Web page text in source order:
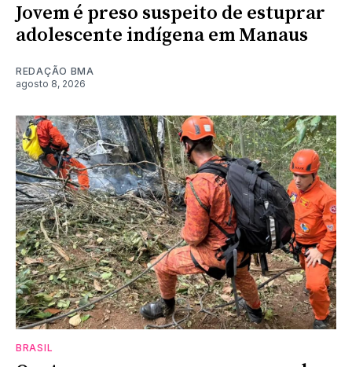
Jovem é preso suspeito de estuprar
adolescente indígena em Manaus
REDAÇÃO BMA
agosto 8, 2026
BRASIL